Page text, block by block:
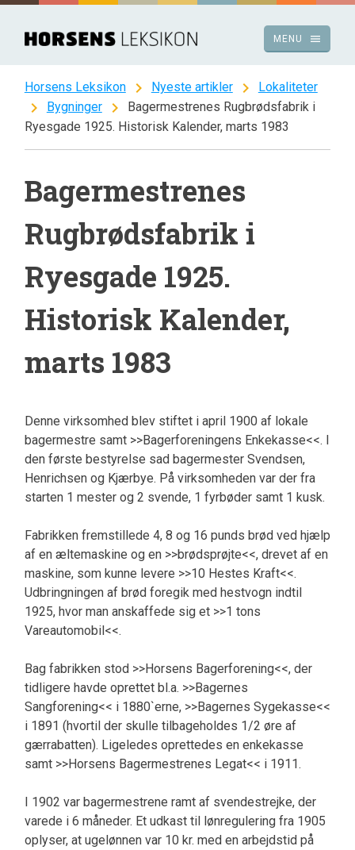
Spring
indhold
menu
MENU
Horsens Leksikon chevron_right Nyeste artikler chevron_right Lokaliteter
chevron_right Bygninger chevron_right
Bagermestrenes Rugbrødsfabrik i
Ryesgade 1925. Historisk Kalender, marts 1983
Bagermestrenes
Rugbrødsfabrik i
Ryesgade 1925.
Historisk Kalender,
marts 1983
Denne virksomhed blev stiftet i april 1900 af lokale
bagermestre samt >>Bagerforeningens Enkekasse<<. I
den første bestyrelse sad bagermester Svendsen,
Henrichsen og Kjærbye. På virksomheden var der fra
starten 1 mester og 2 svende, 1 fyrbøder samt 1 kusk.
Fabrikken fremstillede 4, 8 og 16 punds brød ved hjælp
af en æltemaskine og en >>brødsprøjte<<, drevet af en
maskine, som kunne levere >>10 Hestes Kraft<<.
Udbringningen af brød foregik med hestvogn indtil
1925, hvor man anskaffede sig et >>1 tons
Vareautomobil<<.
Bag fabrikken stod >>Horsens Bagerforening<<, der
tidligere havde oprettet bl.a. >>Bagernes
Sangforening<< i 1880`erne, >>Bagernes Sygekasse<<
i 1891 (hvortil der skulle tilbageholdes 1/2 øre af
gærrabatten). Ligeledes oprettedes en enkekasse
samt >>Horsens Bagermestrenes Legat<< i 1911.
I 1902 var bagermestrene ramt af svendestrejke, der
varede i 6 måneder. Et udkast til lønregulering fra 1905
oplyser, at ugelønnen var 10 kr. med en arbejdstid på